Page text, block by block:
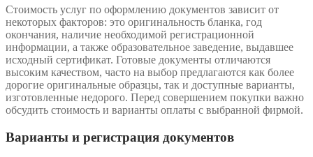
Стоимость услуг по оформлению документов зависит от
некоторых факторов: это оригинальность бланка, год
окончания, наличие необходимой регистрационной
информации, а также образовательное заведение, выдавшее
исходный сертификат. Готовые документы отличаются
высоким качеством, часто на выбор предлагаются как более
дорогие оригинальные образцы, так и доступные варианты,
изготовленные недорого. Перед совершением покупки важно
обсудить стоимость и варианты оплаты с выбранной фирмой.
Варианты и регистрация документов